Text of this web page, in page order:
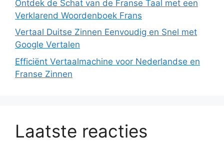
Ontdek de Schat van de Franse Taal met een
Verklarend Woordenboek Frans
Vertaal Duitse Zinnen Eenvoudig en Snel met
Google Vertalen
Efficiënt Vertaalmachine voor Nederlandse en
Franse Zinnen
Laatste reacties